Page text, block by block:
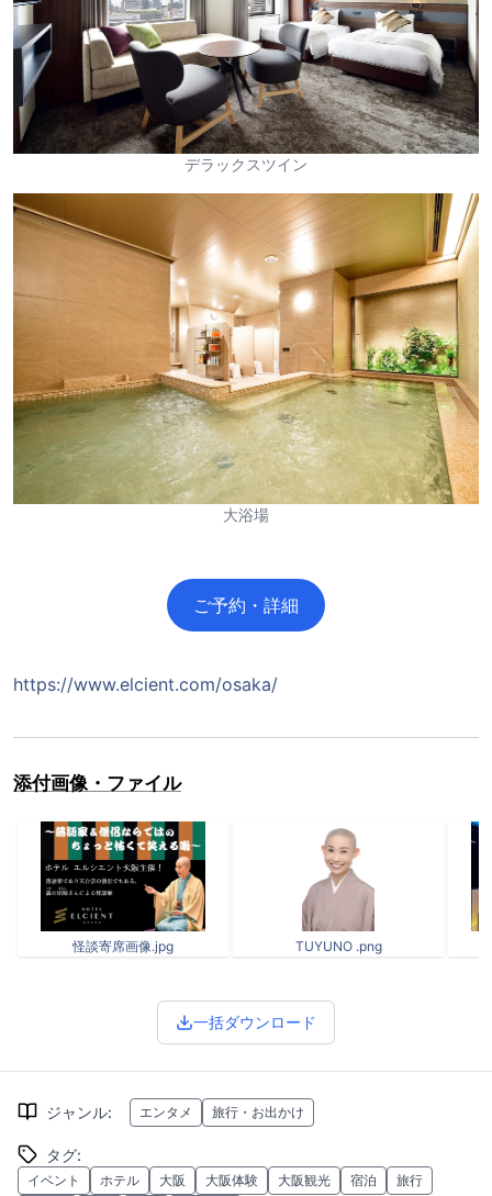
デラックスツイン
大浴場
ご予約・詳細
https://www.elcient.com/osaka/
添付画像・ファイル
怪談寄席画像.jpg TUYUNO .png
一括ダウンロード
ジャンル: エンタメ 旅行・お出かけ
タグ:
イベント ホテル 大阪 大阪体験 大阪観光 宿泊
旅行